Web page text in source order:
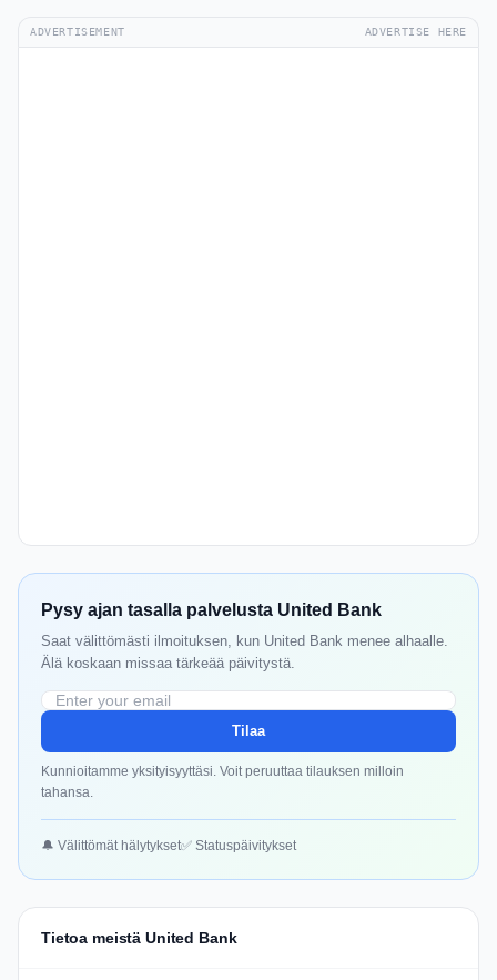
ADVERTISEMENT ADVERTISE HERE
Pysy ajan tasalla palvelusta United Bank
Saat välittömästi ilmoituksen, kun United Bank menee alhaalle.
Älä koskaan missaa tärkeää päivitystä.
Tilaa
Kunnioitamme yksityisyyttäsi. Voit peruuttaa tilauksen milloin
tahansa.
🔔 Välittömät hälytykset✅ Statuspäivitykset
Tietoa meistä United Bank